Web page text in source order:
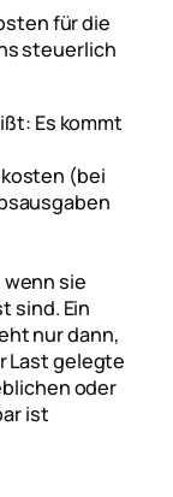
für die
steuerlich
Es kommt
(bei
sie
sind. Ein
nur dann,
Last gelegte
oder
ist